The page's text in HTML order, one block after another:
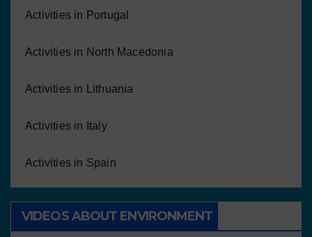
Activities in Portugal
Activities in North Macedonia
Activities in Lithuania
Activities in Italy
Activities in Spain
VIDEOS ABOUT ENVIRONMENT